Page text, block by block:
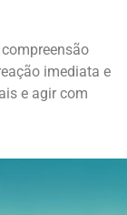
imediata e
e agir com